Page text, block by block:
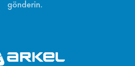
gönderin.